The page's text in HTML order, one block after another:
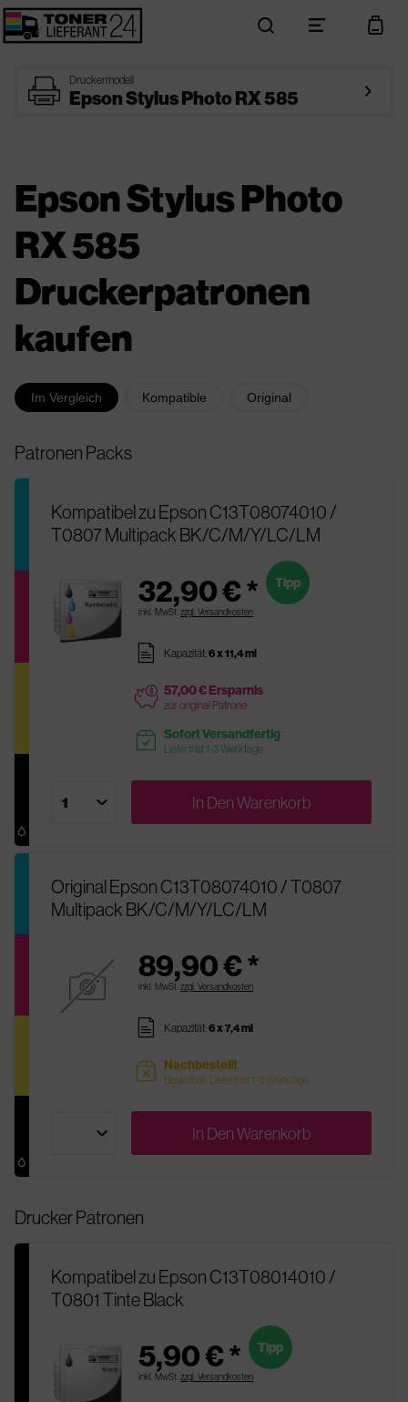
search menu cart
printer Druckermodell
Epson Stylus Photo RX 585 arrow_right
Epson Stylus Photo
RX 585
Druckerpatronen
kaufen
Im Vergleich Kompatible Original
Patronen Packs
Kompatibel zu Epson C13T08074010 /
T0807 Multipack BK/C/M/Y/LC/LM
32,90 € *
inkl. MwSt. zzgl. Versandkosten
Tipp
pages Kapazität:6 x 11,4 ml
price 57,00 € Ersparnis
zur original Patrone
readytoship Sofort Versandfertig
Lieferfrist 1-3 Werktage
In DenWarenkorb
Original Epson C13T08074010 / T0807
Multipack BK/C/M/Y/LC/LM
89,90 € *
inkl. MwSt. zzgl. Versandkosten
pages Kapazität:6 x 7,4 ml
sold Nachbestellt
Bestellbar, Lieferfrist 1-3 Werktage
In DenWarenkorb
Drucker Patronen
Kompatibel zu Epson C13T08014010 /
T0801 Tinte Black
5,90 € *
inkl. MwSt. zzgl. Versandkosten
Tipp